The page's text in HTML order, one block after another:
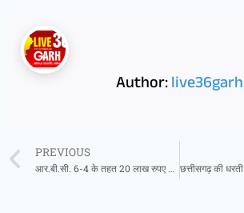
Author:live36garh
PREVIOUS
आर.बी.सी. 6-4 के तहत 20 लाख रुपए की आर्थिक सहायता अनुदान राशि स्वीकृत